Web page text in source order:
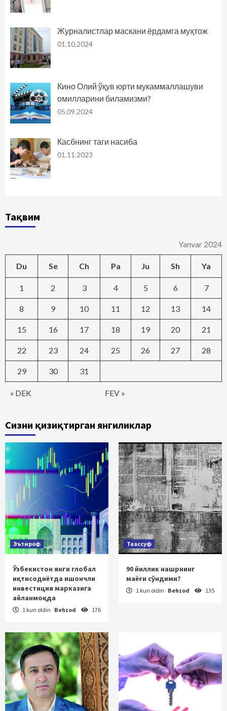
Журналистлар маскани ёрдамга муҳтож
01.10.2024
Кино Олий ўқув юрти мукаммаллашуви
омилларини биламизми?
05.09.2024
Касбнинг таги насиба
01.11.2023
Тақвим
Yanvar 2024
Du Se Ch Pa Ju Sh Ya
« DEK FEV »
1 2 3 4 5 6 7
8 9 10 11 12 13 14
15 16 17 18 19 20 21
22 23 24 25 26 27 28
29 30 31
Сизни қизиқтирган янгиликлар
Эътироф
Ўзбекистон янги глобал
иқтисодиётда ишончли
инвестиция марказига
айланмоқда
1 kun oldin Behzod 176
Таассуф
90 йиллик нашрнинг
маёғи сўндими?
1 kun oldin Behzod 135